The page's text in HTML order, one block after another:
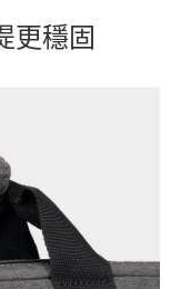
更穩固